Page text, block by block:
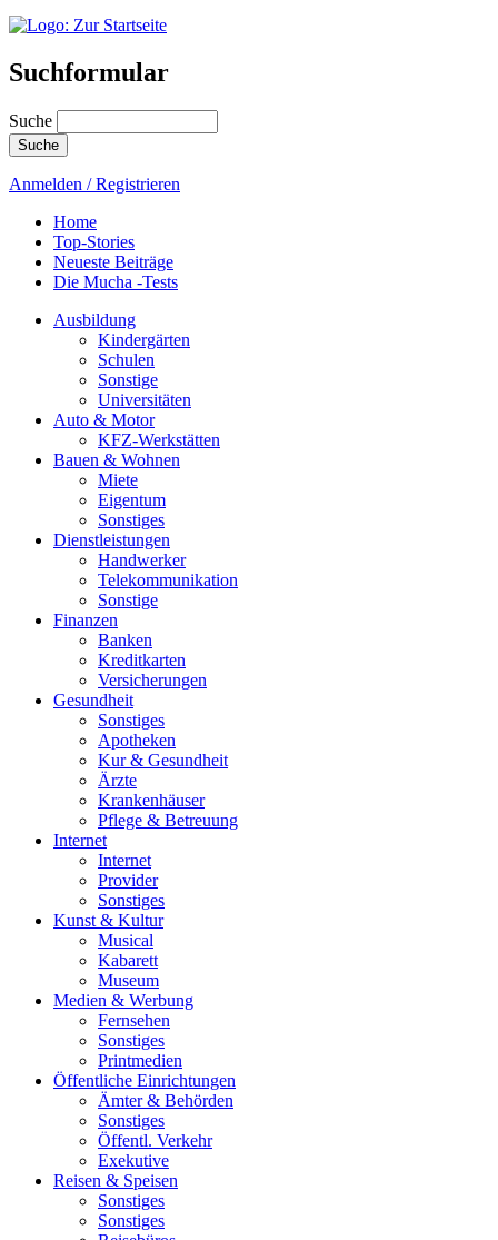
Suchformular
Suche
Anmelden / Registrieren
Home
Top-Stories
Neueste Beiträge
Die Mucha -Tests
Ausbildung
Kindergärten
Schulen
Sonstige
Universitäten
Auto & Motor
KFZ-Werkstätten
Bauen & Wohnen
Miete
Eigentum
Sonstiges
Dienstleistungen
Handwerker
Telekommunikation
Sonstige
Finanzen
Banken
Kreditkarten
Versicherungen
Gesundheit
Sonstiges
Apotheken
Kur & Gesundheit
Ärzte
Krankenhäuser
Pflege & Betreuung
Internet
Internet
Provider
Sonstiges
Kunst & Kultur
Musical
Kabarett
Museum
Medien & Werbung
Fernsehen
Sonstiges
Printmedien
Öffentliche Einrichtungen
Ämter & Behörden
Sonstiges
Öffentl. Verkehr
Exekutive
Reisen & Speisen
Sonstiges
Sonstiges